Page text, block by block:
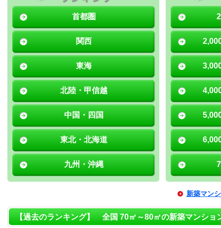
首都圏
関西
東海
北陸・甲信越
中国・四国
東北・北海道
九州・沖縄
新築マン
【過去のランキング】 全国 70㎡～80㎡の新築マンショ